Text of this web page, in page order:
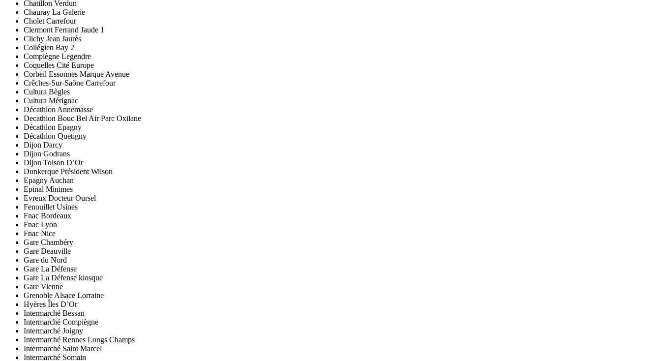
Chatillon Verdun
Chauray La Galerie
Cholet Carrefour
Clermont Ferrand Jaude 1
Clichy Jean Jaurès
Collégien Bay 2
Compiègne Legendre
Coquelles Cité Europe
Corbeil Essonnes Marque Avenue
Crêches-Sur-Saône Carrefour
Cultura Bègles
Cultura Mérignac
Décathlon Annemasse
Decathlon Bouc Bel Air Parc Oxilane
Décathlon Epagny
Décathlon Quetigny
Dijon Darcy
Dijon Godrans
Dijon Toison D’Or
Dunkerque Président Wilson
Epagny Auchan
Epinal Minimes
Evreux Docteur Oursel
Fenouillet Usines
Fnac Bordeaux
Fnac Lyon
Fnac Nice
Gare Chambéry
Gare Deauville
Gare du Nord
Gare La Défense
Gare La Défense kiosque
Gare Vienne
Grenoble Alsace Lorraine
Hyères Îles D’Or
Intermarché Bessan
Intermarché Compiègne
Intermarché Joigny
Intermarché Rennes Longs Champs
Intermarché Saint Marcel
Intermarché Somain